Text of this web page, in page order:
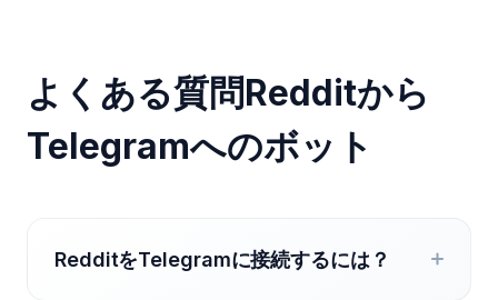
よくある質問Redditから
Telegramへのボット
RedditをTelegramに接続するには？